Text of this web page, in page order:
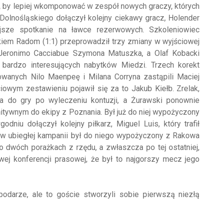
lepiej wkomponować w zespół nowych graczy, których
dołączył kolejny ciekawy gracz, Holender
spotkanie na ławce rezerwowych. Szkoleniowiec
Radom (1:1) przeprowadził trzy zmiany w wyjściowej
Cacciabue Szymona Matuszka, a Olaf Kobacki
interesujących nabytków Miedzi. Trzech korekt
Nilo Maenpeę i Milana Corryna zastąpili Maciej
zestawieniu pojawił się za to Jakub Kiełb. Zrelak,
do gry po wyleczeniu kontuzji, a Żurawski ponownie
do ekipy z Poznania. Był już do niej wypożyczony
dołączył kolejny piłkarz, Miguel Luis, który trafił
kampanii był do niego wypożyczony z Rakowa
porażkach z rzędu, a zwłaszcza po tej ostatniej,
konferencji prasowej, że był to najgorszy mecz jego
ale to goście stworzyli sobie pierwszą niezłą